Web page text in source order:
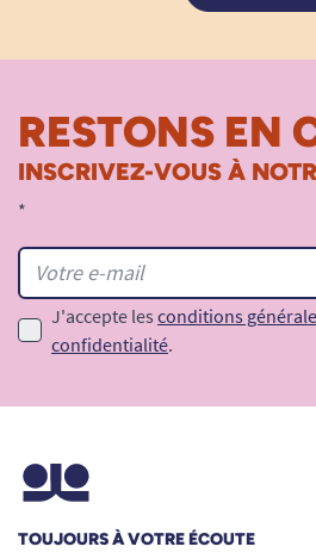
RESTONS EN
INSCRIVEZ-VOUS À
*
J'accepte les conditions
confidentialité.
TOUJOURS À VOTRE ÉCOUTE